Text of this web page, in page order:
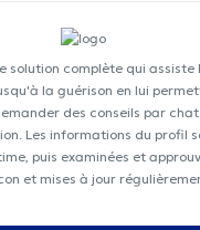
solution complète qui assiste
la guérison en lui
des conseils par
Les informations du profil
puis examinées et
et mises à jour